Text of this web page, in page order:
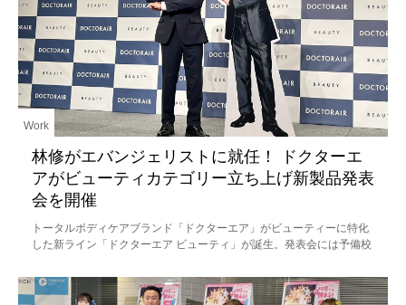
林修がエバンジェリストに就任！ ドクターエ
アがビューティカテゴリー立ち上げ新製品発表
会を開催
トータルボディケアブランド「ドクターエア」がビューティーに特化
した新ライン「ドクターエア ビューティ」が誕生。発表会には予備校
ト（伝道師）
Work